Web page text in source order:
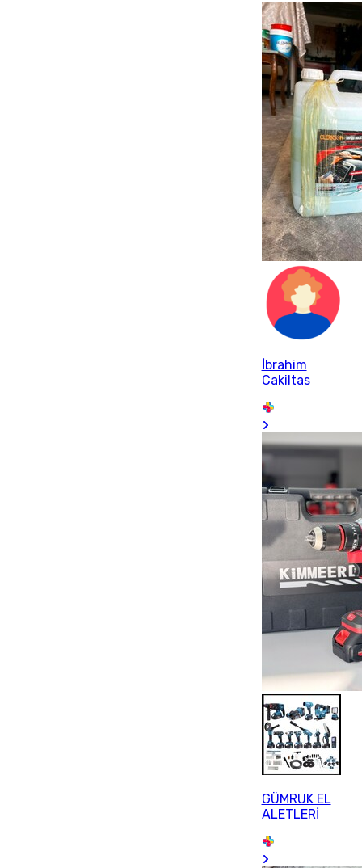
İbrahim
Cakiltas
GÜMRUK EL
ALETLERİ